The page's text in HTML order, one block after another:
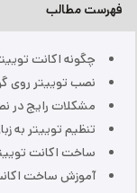
فهرست مطالب
چگونه اکانت
نصب توییتر روی
مشکلات رایج در
تنظیم توییتر به
ساخت اکانت
آموزش ساخت